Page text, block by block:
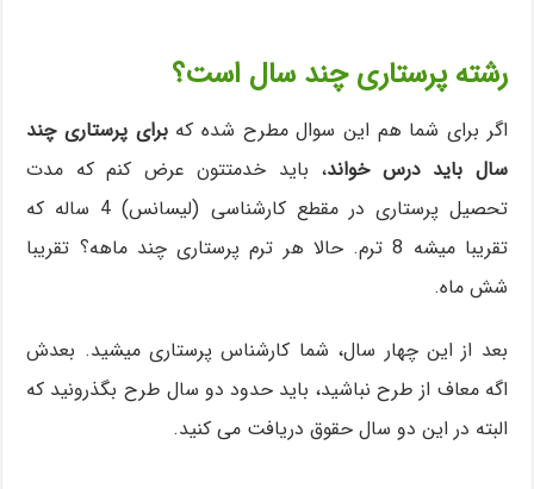
رشته پرستاری چند سال است؟
اگر برای شما هم این سوال مطرح شده کهبرای پرستاری چند
سال باید درس خواند، باید خدمتتون عرض کنم که مدت
تحصیل پرستاری در مقطع کارشناسی (لیسانس) 4 ساله که
تقریبا میشه 8 ترم. حالا هر ترم پرستاری چند ماهه؟ تقریبا
شش ماه.
بعد از این چهار سال، شما کارشناس پرستاری میشید. بعدش
اگه معاف از طرح نباشید، باید حدود دو سال طرح بگذرونید که
البته در این دو سال حقوق دریافت می کنید.